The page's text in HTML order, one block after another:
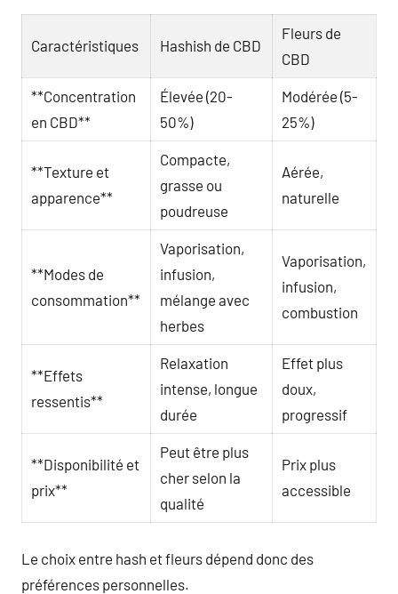
Caractéristiques Hashish de CBD
Fleurs de
CBD
**Concentration
en CBD**
Élevée (20-
50%)
Modérée (5-
25%)
**Texture et
apparence**
Compacte,
grasse ou
poudreuse
Aérée,
naturelle
**Modes de
consommation**
Vaporisation,
infusion,
mélange avec
herbes
Vaporisation,
infusion,
combustion
**Effets
ressentis**
Relaxation
intense, longue
durée
Effet plus
doux,
progressif
**Disponibilité et
prix**
Peut être plus
cher selon la
qualité
Prix plus
accessible
Le choix entre hash et fleurs dépend donc des
préférences personnelles.